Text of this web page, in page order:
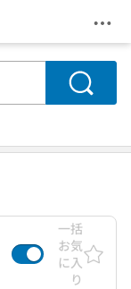
メ
検索
一括
お気
に入
り